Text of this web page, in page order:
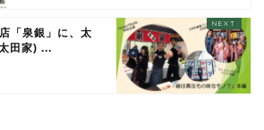
「泉銀」に、太
田家) ...